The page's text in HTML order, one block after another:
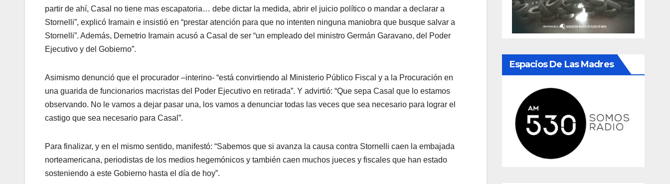
partir de ahí, Casal no tiene mas escapatoria… debe dictar la medida, abrir el juicio político o mandar a declarar a
Stornelli”, explicó Iramain e insistió en “prestar atención para que no intenten ninguna maniobra que busque salvar a
Stornelli”. Además, Demetrio Iramain acusó a Casal de ser “un empleado del ministro Germán Garavano, del Poder
Ejecutivo y del Gobierno”.
Asimismo denunció que el procurador –interino- “está convirtiendo al Ministerio Público Fiscal y a la Procuración en
una guarida de funcionarios macristas del Poder Ejecutivo en retirada”. Y advirtió: “Que sepa Casal que lo estamos
observando. No le vamos a dejar pasar una, los vamos a denunciar todas las veces que sea necesario para lograr el
castigo que sea necesario para Casal”.
Para finalizar, y en el mismo sentido, manifestó: “Sabemos que si avanza la causa contra Stornelli caen la embajada
norteamericana, periodistas de los medios hegemónicos y también caen muchos jueces y fiscales que han estado
sosteniendo a este Gobierno hasta el día de hoy”.
Espacios De Las Madres